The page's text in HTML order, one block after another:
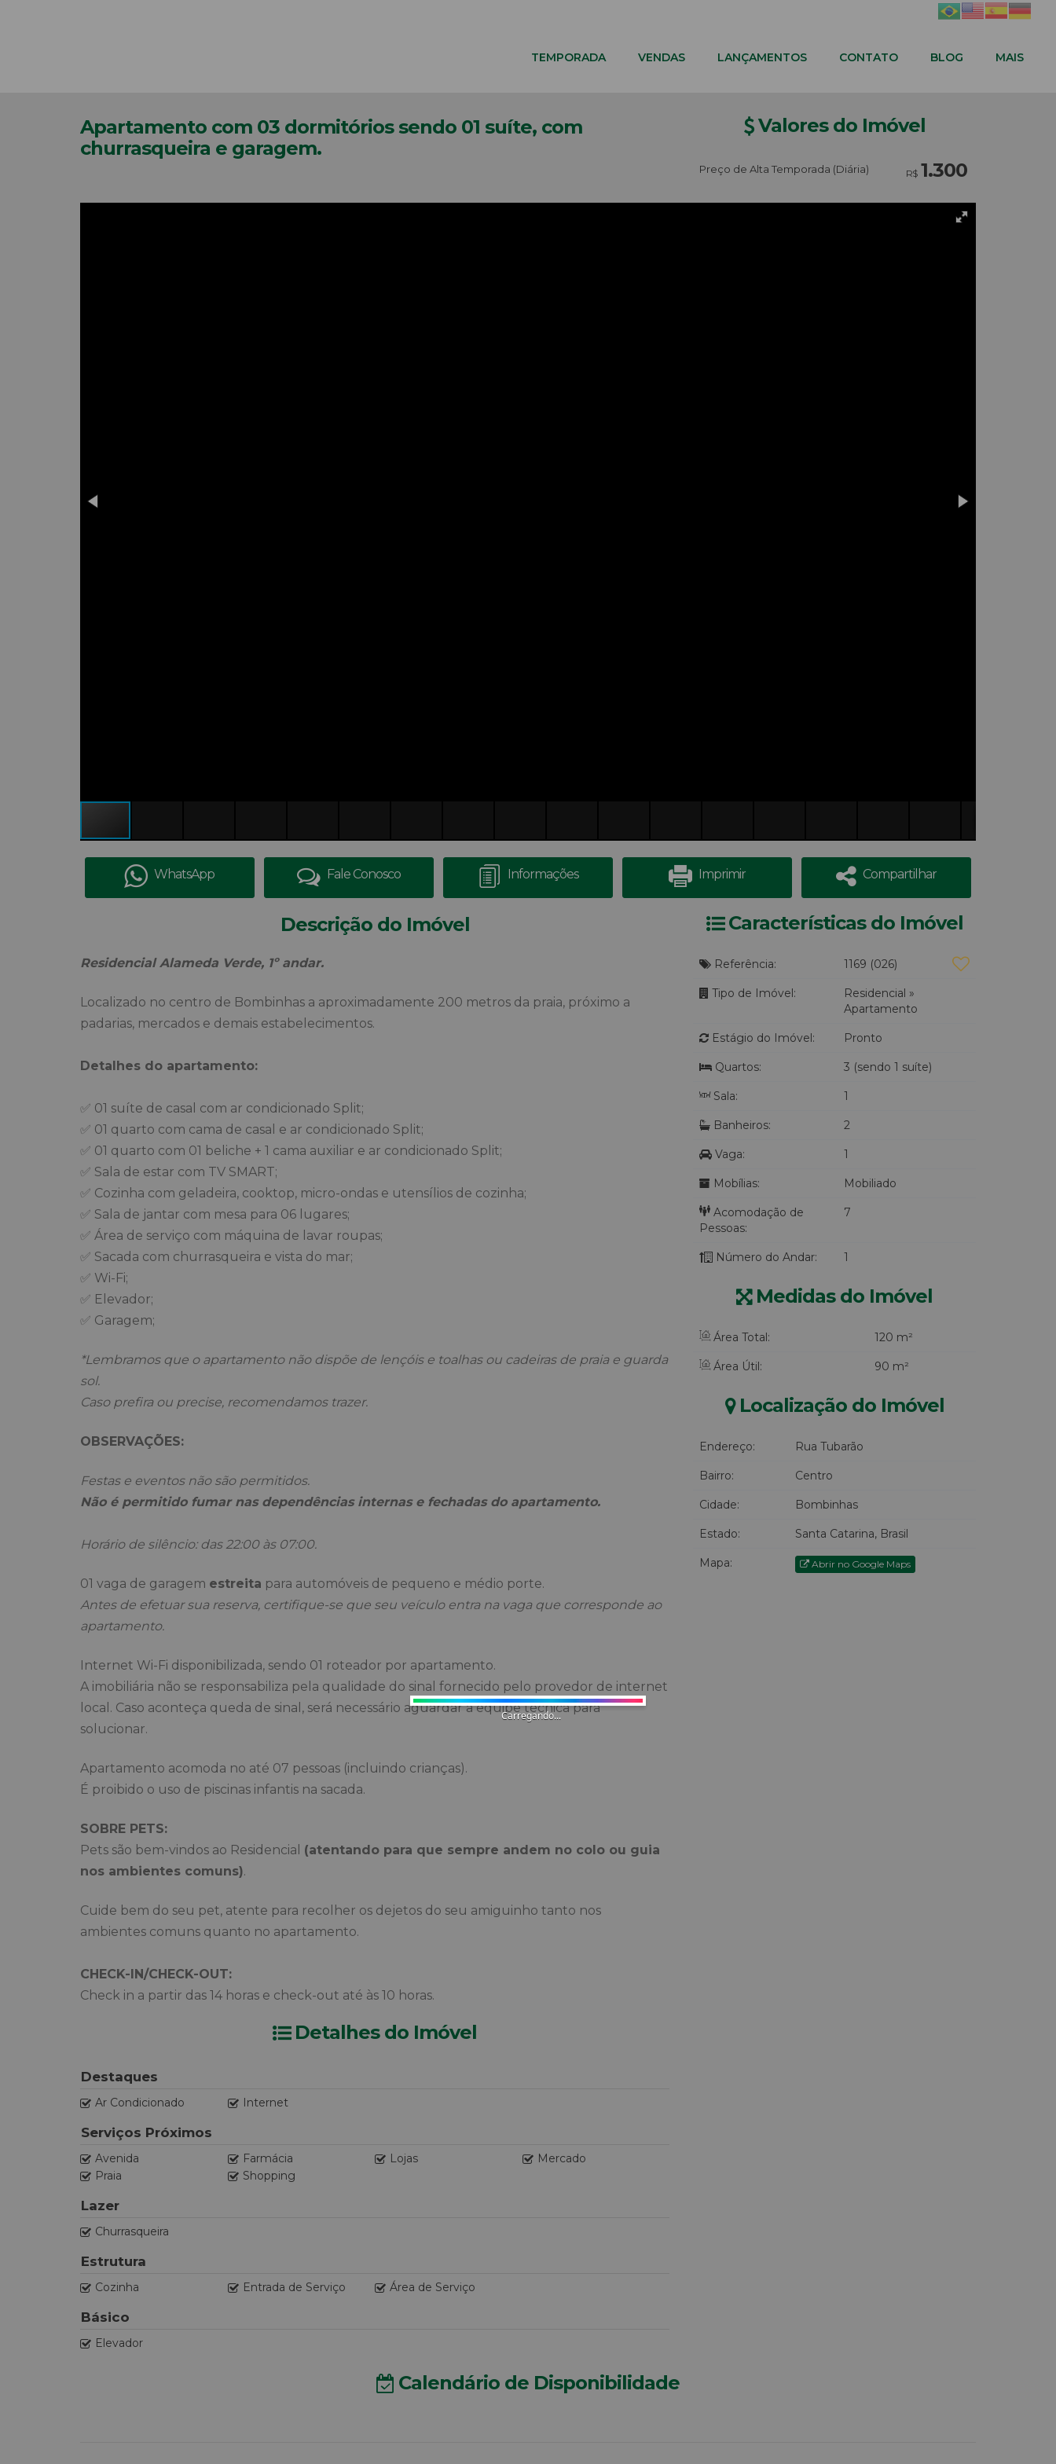
MAIS
BLOG
CONTATO
LANÇAMENTOS
VENDAS
TEMPORADA
Apartamento com 03 dormitórios sendo 01 suíte, com
churrasqueira e garagem.
Valores do Imóvel
R$ 1.300
Preço de Alta Temporada (Diária)
WhatsApp Fale Conosco Informações Imprimir Compartilhar
Descrição do Imóvel
Residencial Alameda Verde, 1º andar.
Localizado no centro de Bombinhas a aproximadamente 200 metros da praia, próximo a
padarias, mercados e demais estabelecimentos.
Detalhes do apartamento:
✅ 01 suíte de casal com ar condicionado Split;
✅ 01 quarto com cama de casal e ar condicionado Split;
✅ 01 quarto com 01 beliche + 1 cama auxiliar e ar condicionado Split;
✅ Sala de estar com TV SMART;
✅ Cozinha com geladeira, cooktop, micro-ondas e utensílios de cozinha;
✅ Sala de jantar com mesa para 06 lugares;
✅ Área de serviço com máquina de lavar roupas;
✅ Sacada com churrasqueira e vista do mar;
✅ Wi-Fi;
✅ Elevador;
✅ Garagem;
*Lembramos que o apartamento não dispõe de lençóis e toalhas ou cadeiras de praia e guarda
sol.
Caso prefira ou precise, recomendamos trazer.
OBSERVAÇÕES:
Festas e eventos não são permitidos.
Não é permitido fumar nas dependências internas e fechadas do apartamento.
Horário de silêncio: das 22:00 às 07:00.
01 vaga de garagem estreita para automóveis de pequeno e médio porte.
Antes de efetuar sua reserva, certifique-se que seu veículo entra na vaga que corresponde ao
apartamento.
Internet Wi-Fi disponibilizada, sendo 01 roteador por apartamento.
A imobiliária não se responsabiliza pela qualidade do sinal fornecido pelo provedor de internet
local. Caso aconteça queda de sinal, será necessário aguardar a equipe técnica para
solucionar.
Apartamento acomoda no até 07 pessoas (incluindo crianças).
É proibido o uso de piscinas infantis na sacada.
SOBRE PETS:
Pets são bem-vindos ao Residencial (atentando para que sempre andem no colo ou guia
nos ambientes comuns).
Cuide bem do seu pet, atente para recolher os dejetos do seu amiguinho tanto nos
ambientes comuns quanto no apartamento.
CHECK-IN/CHECK-OUT:
Check in a partir das 14 horas e check-out até às 10 horas.
Detalhes do Imóvel
Destaques
Ar Condicionado Internet
Serviços Próximos
Avenida Farmácia Lojas
Mercado
Praia
Shopping
Lazer
Churrasqueira
Estrutura
Cozinha Entrada de Serviço Área de Serviço
Básico
Elevador
Características do Imóvel
Referência: 1169 (026)
Tipo de Imóvel: Residencial »
Apartamento
Estágio do Imóvel: Pronto
Quartos: 3 (sendo 1 suíte)
Sala: 1
Banheiros: 2
Vaga: 1
Mobílias: Mobiliado
Acomodação de
Pessoas:
7
Número do Andar: 1
Medidas do Imóvel
Área Total: 120 m²
Área Útil: 90 m²
Localização do Imóvel
Endereço: Rua Tubarão
Bairro: Centro
Cidade: Bombinhas
Estado: Santa Catarina, Brasil
Mapa: Abrir no Google Maps
Calendário de Disponibilidade
Carregando...